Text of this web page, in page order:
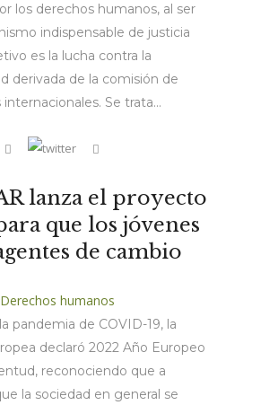
los derechos humanos, al ser
indispensable de justicia
es la lucha contra la
derivada de la comisión de
Se trata...
lanza el proyecto
que los jóvenes
de cambio
Derechos humanos
pandemia de COVID-19, la
declaró 2022 Año Europeo
reconociendo que a
la sociedad en general se